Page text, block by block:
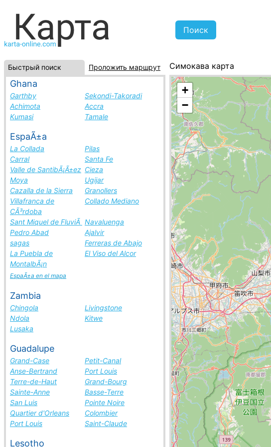
Быстрый поиск Проложить маршрут
Ghana
Garthby
Sekondi-Takoradi
Achimota
Accra
Kumasi
Tamale
EspaÃ±a
La Collada
Pilas
Carral
Santa Fe
Valle de SantibÃ¡Ã±ez Cieza
Moya
Ugijar
Cazalla de la Sierra
Granollers
Villafranca de
CÃ³rdoba
Collado Mediano
Sant Miquel de FluviÃ Navaluenga
Pedro Abad
Ajalvir
sagas
Ferreras de Abajo
La Puebla de
MontalbÃ¡n
El Viso del Alcor
EspaÃ±a en el mapa
Zambia
Chingola
Livingstone
Ndola
Kitwe
Lusaka
Guadalupe
Grand-Case
Petit-Canal
Anse-Bertrand
Port Louis
Terre-de-Haut
Grand-Bourg
Sainte-Anne
Basse-Terre
San Luis
Pointe Noire
Quartier d'Orleans
Colombier
Port Louis
Saint-Claude
Lesotho
Симокава карта
Япония, список городов
+
−